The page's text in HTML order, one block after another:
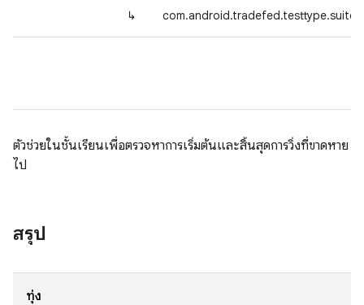
↳
ตัวช่วยในชั้นเรียนเพื่อตรวจหาการเริ่มต้นและสิ้นสุดการวิ่งที่ขาดหาย
ไป
สรุป
ทุ่ง